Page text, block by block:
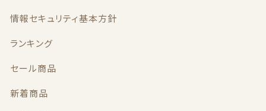
k
情報セキュリティ基本方針
ランキング
セール商品
新着商品